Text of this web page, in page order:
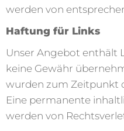
werden von
Haftung für Links
Unser Angebot enthält
keine Gewähr
wurden zum Zeitpunkt
Eine permanente
werden von